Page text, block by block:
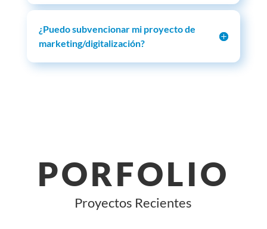
¿Puedo subvencionar mi proyecto de
marketing/digitalización?
PORFOLIO
Proyectos Recientes